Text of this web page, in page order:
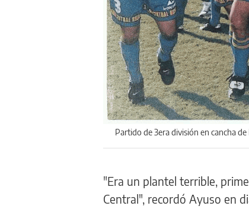
Partido de 3era división en cancha
"Era un plantel terrible,
Central", recordó Ayuso en